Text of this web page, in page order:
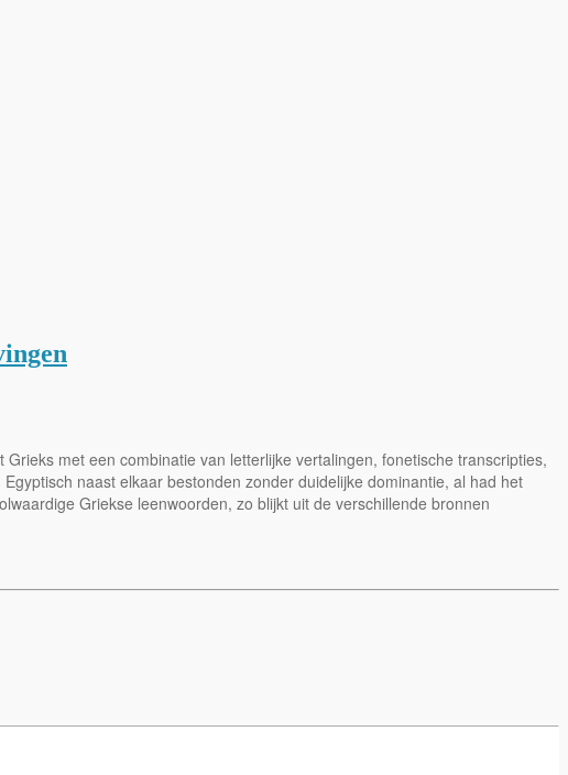
met een combinatie van letterlijke vertalingen, fonetische transcripties,
naast elkaar bestonden zonder duidelijke dominantie, al had het
Griekse leenwoorden, zo blijkt uit de verschillende bronnen